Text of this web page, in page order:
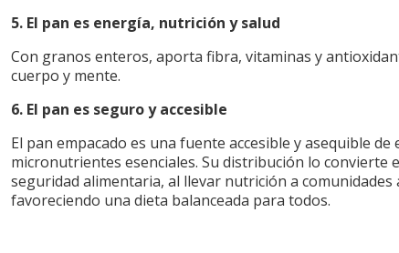
5. El pan es energía, nutrición y salud
Con granos enteros, aporta fibra, vitaminas y
cuerpo y mente.
6. El pan es seguro y accesible
El pan empacado es una fuente accesible y asequible
micronutrientes esenciales. Su distribución lo convierte
seguridad alimentaria, al llevar nutrición a comunidades
favoreciendo una dieta balanceada para todos.